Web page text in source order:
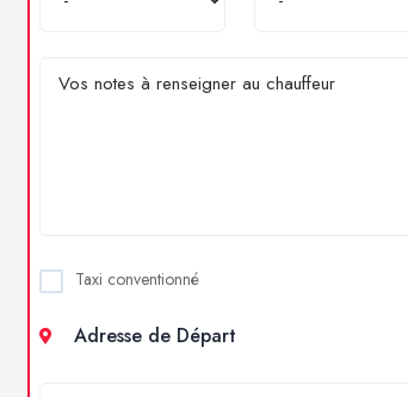
Taxi conventionné
Adresse de Départ